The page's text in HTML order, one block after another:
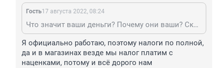
Гость17 августа 2022, 08:24
Что значит ваши деньги? Почему они ваши? Сколько налогов заплатил?
Я официально работаю, поэтому налоги по полной,
да и в магазинах везде мы налог платим с
наценками, потому и всё дорого нам